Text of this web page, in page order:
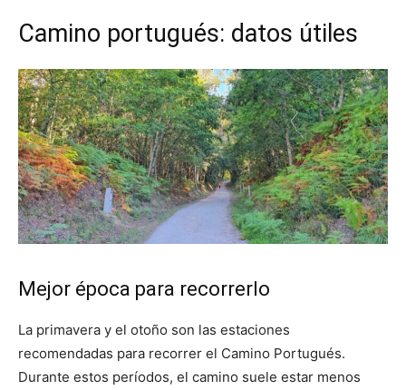
Camino portugués: datos útiles
Mejor época para recorrerlo
La primavera y el otoño son las estaciones
recomendadas para recorrer el Camino Portugués.
Durante estos períodos, el camino suele estar menos